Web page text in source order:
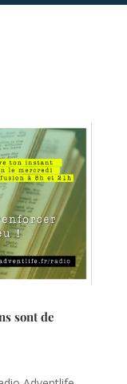
sont de